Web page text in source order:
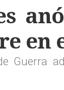
en
Guerra